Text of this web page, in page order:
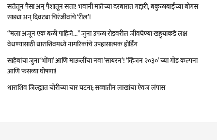
सत्तेतून पैसा अन् पैशातून सत्ता! भवानी मातेच्या दरबारात गद्दारी, बकुळाबाईंच्या बोगस
साड्या अन् दिवट्या चिरंजीवांचे ‘रील’!
“मला अजून एक बळी पाहिजे…” जुना उपळा रोडवरील जीवघेण्या खड्ड्याकडे लक्ष
वेधण्यासाठी धाराशिवमध्ये नागरिकांचे उपहासात्मक होर्डिंग
साहेबांचा जुना ‘भोंगा’ आणि माऊलींचा नवा ‘सायरन’! ‘व्हिजन २०३०’ च्या गोड कल्पना
आणि फसव्या घोषणा!
धाराशिव जिल्ह्यात चोरीच्या चार घटना; सव्वातीन लाखांचा ऐवज लंपास